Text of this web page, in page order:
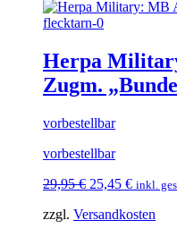
Herpa
Zugm.
vorbestellbar
vorbestellbar
29,95€ Ursprünglicher
war:
25,45 €
ist:
inkl.
zzgl. Versandkosten